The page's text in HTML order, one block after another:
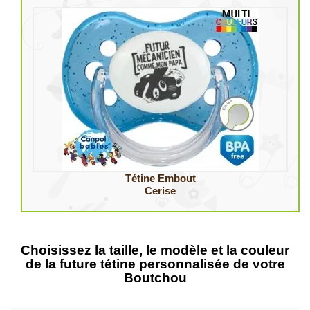
Tétine Embout
Cerise
Choisissez la taille, le modèle et la couleur
de la future tétine personnalisée de votre
Boutchou